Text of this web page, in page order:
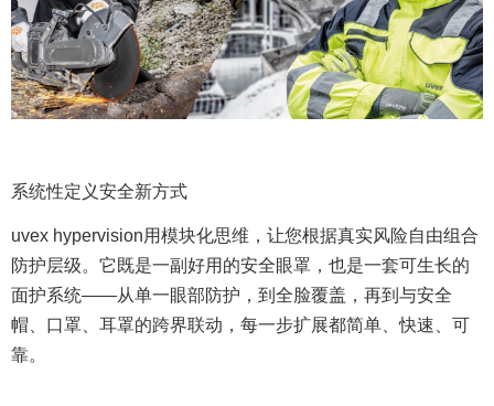
系统性定义安全新方式
uvex hypervision用模块化思维，让您根据真实风险自由组合
防护层级。它既是一副好用的安全眼罩，也是一套可生长的
面护系统——从单一眼部防护，到全脸覆盖，再到与安全
帽、口罩、耳罩的跨界联动，每一步扩展都简单、快速、可
靠。